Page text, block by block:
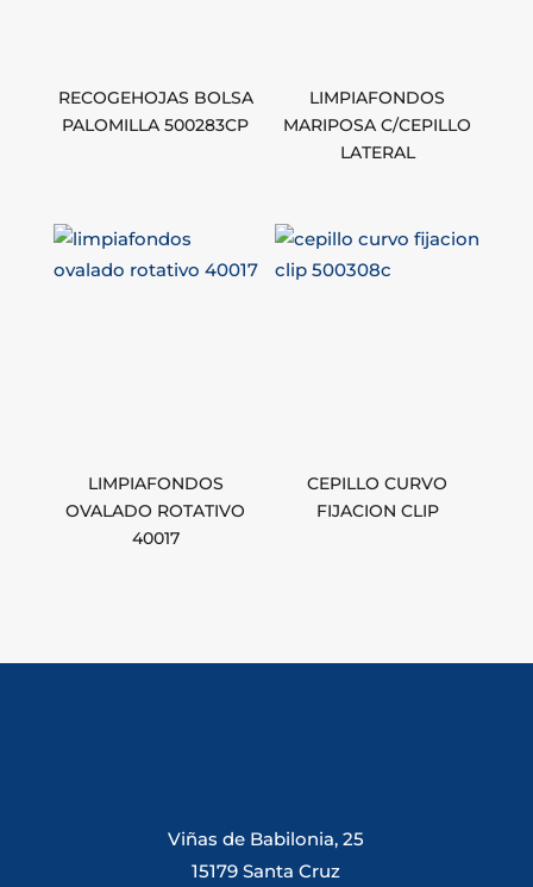
RECOGEHOJAS BOLSA
PALOMILLA 500283CP
LIMPIAFONDOS
MARIPOSA C/CEPILLO
LATERAL
LIMPIAFONDOS
OVALADO ROTATIVO
40017
CEPILLO CURVO
FIJACION CLIP
Viñas de Babilonia, 25
15179 Santa Cruz